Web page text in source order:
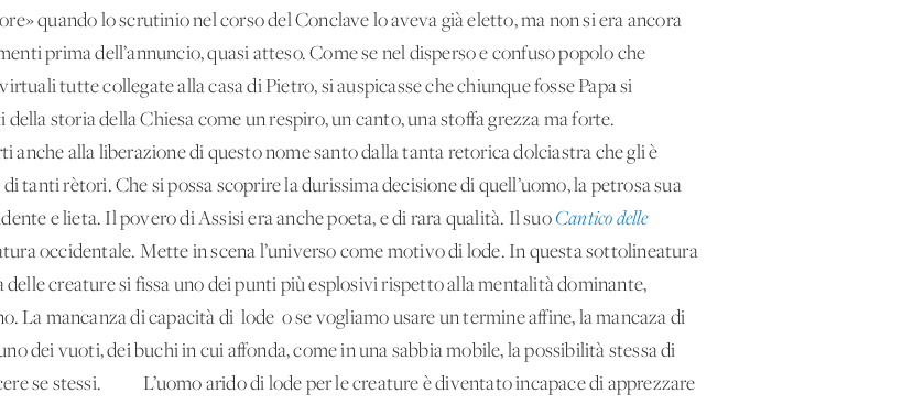
quando lo scrutinio nel corso del Conclave lo aveva già eletto, ma non si era ancora
prima dell’annuncio, quasi atteso. Come se nel disperso e confuso popolo che
tutte collegate alla casa di Pietro, si auspicasse che chiunque fosse Papa si
della storia della Chiesa come un respiro, un canto, una stoffa grezza ma forte.
anche alla liberazione di questo nome santo dalla tanta retorica dolciastra che gli è
tanti rètori. Che si possa scoprire la durissima decisione di quell’uomo, la petrosa sua
e lieta. Il povero di Assisi era anche poeta, e di rara qualità. Il suo Cantico delle
occidentale. Mette in scena l’universo come motivo di lode. In questa sottolineatura
delle creature si fissa uno dei punti più esplosivi rispetto alla mentalità dominante,
La mancanza di capacità di 'lode' o se vogliamo usare un termine affine, la mancaza di
dei vuoti, dei buchi in cui affonda, come in una sabbia mobile, la possibilità stessa di
se stessi. L’uomo arido di lode per le creature è diventato incapace di apprezzare